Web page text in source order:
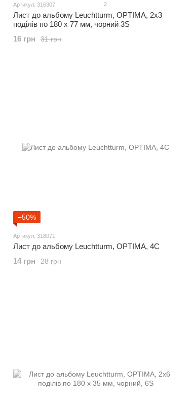
Артикул: 316307 2
Лист до альбому Leuchtturm, OPTIMA, 2x3
поділів по 180 x 77 мм, чорний 3S
31 грн
16 грн
−50%
Артикул: 318071
Лист до альбому Leuchtturm, OPTIMA, 4С
28 грн
14 грн